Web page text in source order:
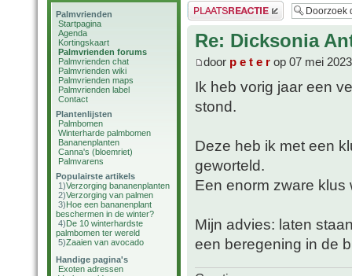
Palmvrienden
Startpagina
Agenda
Kortingskaart
Palmvrienden forums
Palmvrienden chat
Palmvrienden wiki
Palmvrienden maps
Palmvrienden label
Contact
Plantenlijsten
Palmbomen
Winterharde palmbomen
Bananenplanten
Canna's (bloemriet)
Palmvarens
Populairste artikels
1)Verzorging bananenplanten
2)Verzorging van palmen
3)Hoe een bananenplant
beschermen in de winter?
4)De 10 winterhardste
palmbomen ter wereld
5)Zaaien van avocado
Handige pagina's
Exoten adressen
Plaats een reactie
Re: Dicksonia
door p e t e r op 07 mei
Ik heb vorig jaar een
stond.
Deze heb ik met een
geworteld.
Een enorm zware
Mijn advies: laten
een beregening in de